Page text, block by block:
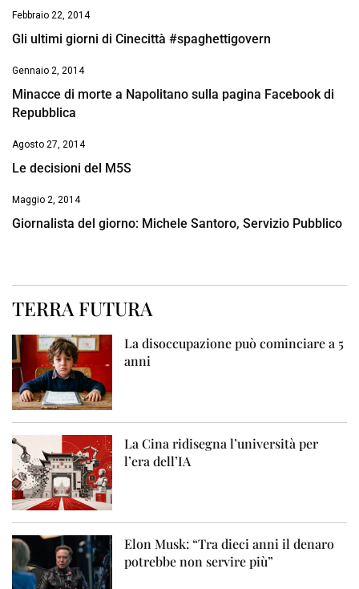
Febbraio 22, 2014
Gli ultimi giorni di Cinecittà #spaghettigovern
Gennaio 2, 2014
Minacce di morte a Napolitano sulla pagina Facebook di
Repubblica
Agosto 27, 2014
Le decisioni del M5S
Maggio 2, 2014
Giornalista del giorno: Michele Santoro, Servizio Pubblico
TERRA FUTURA
La disoccupazione può cominciare a 5
anni
La Cina ridisegna l’università per
l’era dell’IA
Elon Musk: “Tra dieci anni il denaro
potrebbe non servire più”